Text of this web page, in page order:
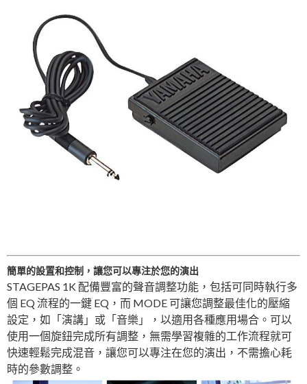
簡單的設置和控制，讓您可以專注於您的演出
STAGEPAS 1K 配備豐富的聲音調整功能，包括可同時執行多
個 EQ 流程的一鍵 EQ，而 MODE 可讓您調整最佳化的壓縮
設定，如「演講」或「音樂」，以適用各種應用場合。可以
使用一個旋鈕完成所有調整，無需學習複雜的工作流程就可
快速輕鬆完成混音，讓您可以專注在您的演出，不需擔心耗
時的參數調整。